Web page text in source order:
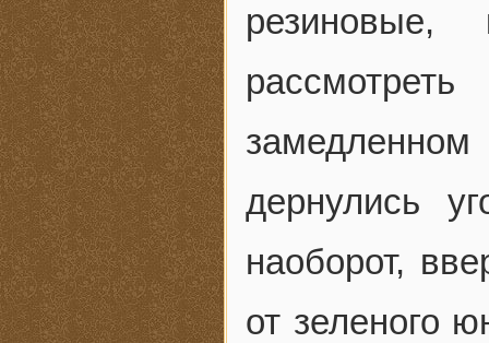
дернулись
наоборот,
от зеленого